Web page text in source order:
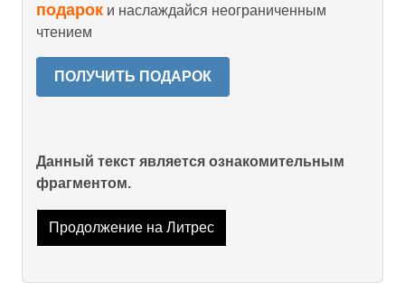
подарок и наслаждайся неограниченным
чтением
ПОЛУЧИТЬ ПОДАРОК
Данный текст является ознакомительным
фрагментом.
Продолжение на Литрес